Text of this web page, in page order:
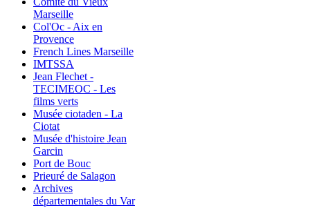
Marseille
Col'Oc - Aix en
Provence
French Lines Marseille
IMTSSA
Jean Flechet -
TECIMEOC - Les
films verts
Musée ciotaden - La
Ciotat
Musée d'histoire Jean
Garcin
Port de Bouc
Prieuré de Salagon
Archives
départementales du Var